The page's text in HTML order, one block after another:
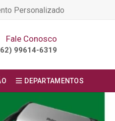
Personalizado
Fale Conosco
99614-6319
DEPARTAMENTOS